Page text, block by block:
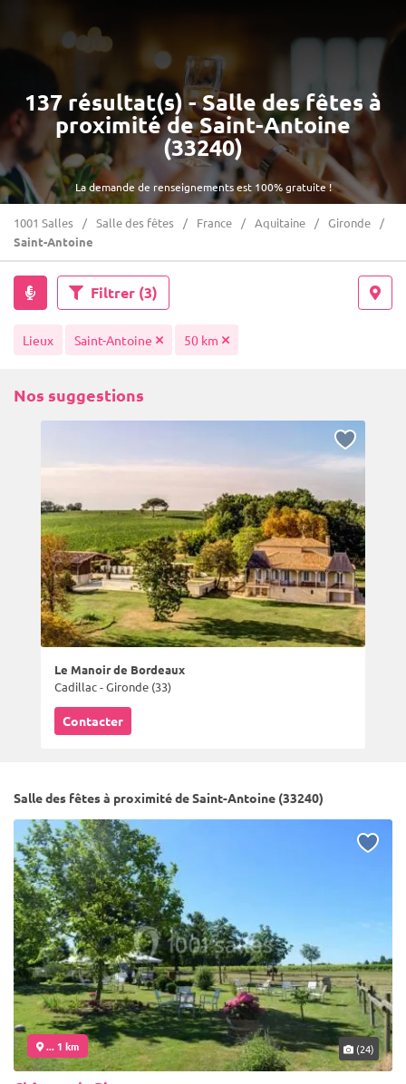
La demande de renseignements est 100% gratuite !
137 résultat(s) - Salle des fêtes à
proximité de Saint-Antoine
(33240)
1001 Salles Salle des fêtes France Aquitaine
Gironde
Saint-Antoine
Filtrer (3)
Lieux Saint-Antoine 50 km
Nos suggestions
Le Manoir de Bordeaux
Cadillac - Gironde (33)
Contacter
Salle des fêtes à proximité de Saint-Antoine (33240)
... 1 km (24)